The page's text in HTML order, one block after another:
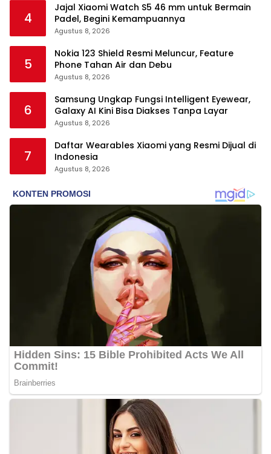
4
Jajal Xiaomi Watch S5 46 mm untuk Bermain
Padel, Begini Kemampuannya
Agustus 8, 2026
5
Nokia 123 Shield Resmi Meluncur, Feature
Phone Tahan Air dan Debu
Agustus 8, 2026
6
Samsung Ungkap Fungsi Intelligent Eyewear,
Galaxy AI Kini Bisa Diakses Tanpa Layar
Agustus 8, 2026
7
Daftar Wearables Xiaomi yang Resmi Dijual di
Indonesia
Agustus 8, 2026